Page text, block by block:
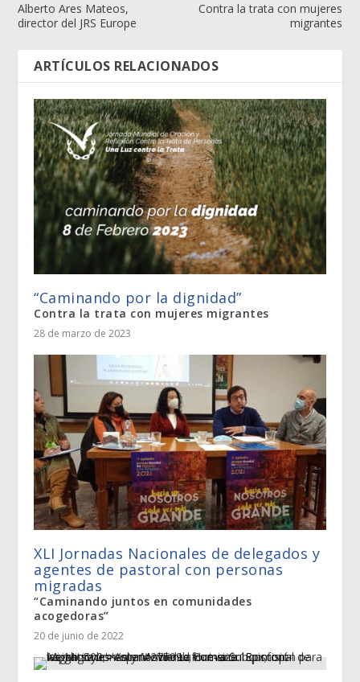
Alberto Ares Mateos,
director del JRS Europe
Contra la trata con mujeres
migrantes
ARTÍCULOS RELACIONADOS
“Caminando por la dignidad”
Contra la trata con mujeres migrantes
28 de marzo de 2023
XLI Jornadas Nacionales de delegados y
agentes de pastoral con personas
migradas
“Caminando juntos en comunidades
acogedoras”
20 de junio de 2022